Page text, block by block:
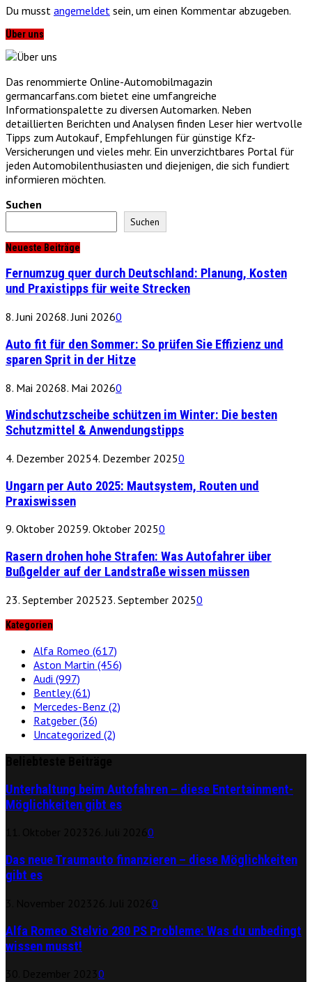
Du musst angemeldet sein, um einen Kommentar abzugeben.
Über uns
Das renommierte Online-Automobilmagazin
germancarfans.com bietet eine umfangreiche
Informationspalette zu diversen Automarken. Neben
detaillierten Berichten und Analysen finden Leser hier wertvolle
Tipps zum Autokauf, Empfehlungen für günstige Kfz-
Versicherungen und vieles mehr. Ein unverzichtbares Portal für
jeden Automobilenthusiasten und diejenigen, die sich fundiert
informieren möchten.
Suchen
Suchen
Neueste Beiträge
Fernumzug quer durch Deutschland: Planung, Kosten
und Praxistipps für weite Strecken
8. Juni 20268. Juni 20260
Auto fit für den Sommer: So prüfen Sie Effizienz und
sparen Sprit in der Hitze
8. Mai 20268. Mai 20260
Windschutzscheibe schützen im Winter: Die besten
Schutzmittel & Anwendungstipps
4. Dezember 20254. Dezember 20250
Ungarn per Auto 2025: Mautsystem, Routen und
Praxiswissen
9. Oktober 20259. Oktober 20250
Rasern drohen hohe Strafen: Was Autofahrer über
Bußgelder auf der Landstraße wissen müssen
23. September 202523. September 20250
Kategorien
Alfa Romeo (617)
Aston Martin (456)
Audi (997)
Bentley(61)
Mercedes-Benz (2)
Ratgeber (36)
Uncategorized (2)
Unterhaltung beim Autofahren – diese Entertainment-
Möglichkeiten gibt es
0
Das neue Traumauto finanzieren – diese Möglichkeiten
gibt es
0
Alfa Romeo Stelvio 280 PS Probleme: Was du unbedingt
wissen musst!
0